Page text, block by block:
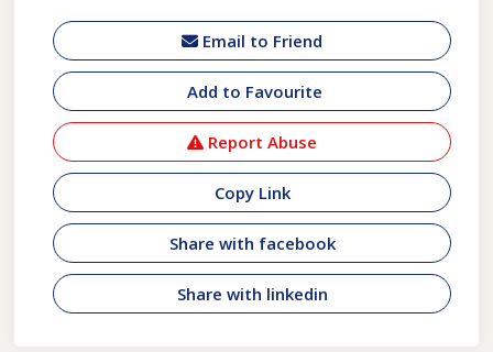
Email to Friend
Add to Favourite
Report Abuse
Copy Link
Share with facebook
Share with linkedin